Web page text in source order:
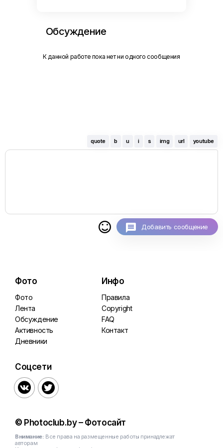
Обсуждение
К данной работе пока нет ни одного сообщения
quote b u i s img url youtube
 Добавить сообщение
Фото
Фото
Лента
Обсуждение
Активность
Дневники
Инфо
Правила
Copyright
FAQ
Контакт
Соцсети
 
© Photoclub.by – Фотосайт
Внимание: Все права на размещенные работы принадлежат
авторам